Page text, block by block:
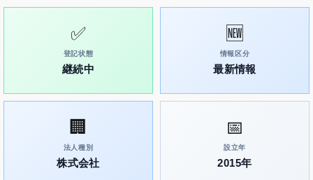
✅
登記状態
継続中
🆕
情報区分
最新情報
🏢
法人種別
株式会社
📅
設立年
2015年